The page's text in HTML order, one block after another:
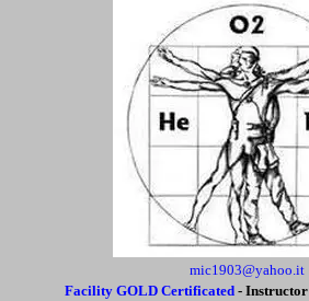
mic1903@yahoo.it
Facility GOLD Certificated -Instructor